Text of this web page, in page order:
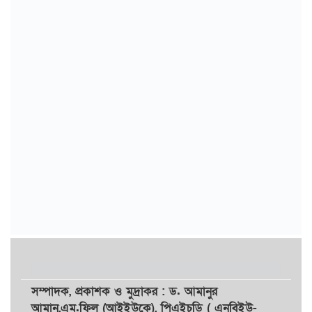
সম্পাদক, প্রকাশকওমুদ্রাকর: ড. আমানুর
আমান,এম.ফিল (আইইউকে), পিএইচডি ( এনবিইউ-